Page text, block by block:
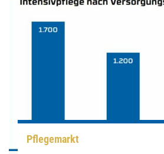
Pflegemarkt